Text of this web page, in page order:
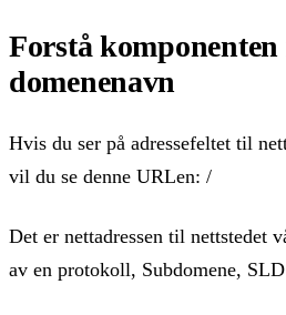
Forstå komponenten
domenenavn
Hvis du ser på adressefeltet til
vil du se denne URLen: /
Det er nettadressen til nettstedet
av en protokoll, Subdomene,